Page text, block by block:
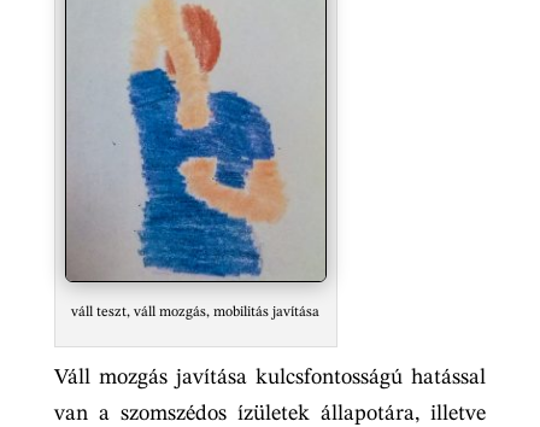
váll teszt, váll mozgás, mobilitás javítása
Váll mozgás javítása kulcsfontosságú hatással
van a szomszédos ízületek állapotára, illetve